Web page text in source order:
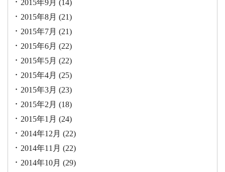
2015年9月 (14)
2015年8月 (21)
2015年7月 (21)
2015年6月 (22)
2015年5月 (22)
2015年4月 (25)
2015年3月 (23)
2015年2月 (18)
2015年1月 (24)
2014年12月 (22)
2014年11月 (22)
2014年10月 (29)